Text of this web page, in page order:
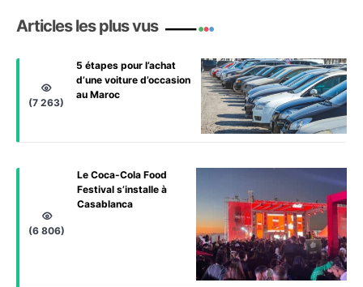
Articles les plus vus
5 étapes pour l’achat
d’une voiture d’occasion
au Maroc
(7 263)
Le Coca-Cola Food
Festival s’installe à
Casablanca
(6 806)